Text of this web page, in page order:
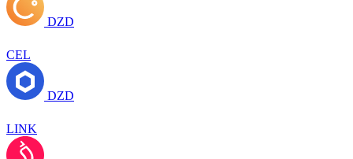
DZD
CEL
DZD
LINK